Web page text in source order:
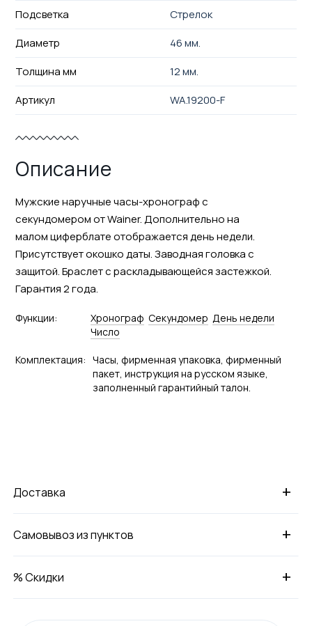
Подсветка
Стрелок
Диаметр
46 мм.
Толщина мм
12 мм.
Артикул
WA.19200-F
Описание
Мужские наручные часы-хронограф с
секундомером от Wainer. Дополнительно на
малом циферблате отображается день недели.
Присутствует окошко даты. Заводная головка с
защитой. Браслет с раскладывающейся застежкой.
Гарантия 2 года.
Функции: Хронограф Секундомер День недели
Число
Комплектация: Часы, фирменная упаковка, фирменный
пакет, инструкция на русском языке,
заполненный гарантийный талон.
+
Доставка
+
Самовывоз из пунктов
+
% Скидки